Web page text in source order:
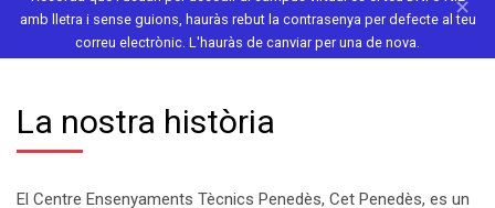
✕
amb lletra i sense guions, hauràs rebut la contrasenya per defecte al teu
correu electrònic. L'hauràs de canviar per una de nova.
La nostra història
El Centre Ensenyaments Tècnics Penedès, Cet Penedès, es un